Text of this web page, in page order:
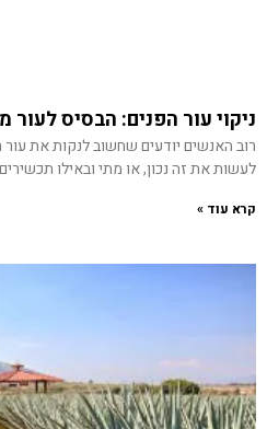
ניקוי עור הפנים: הבסיס לעור
רוב האנשים יודעים שחשוב לנקות את עור
לעשות את זה נכון, או מתי ובאילו
קרא עוד »